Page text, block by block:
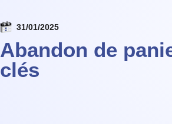
31/01/2025
Abandon de
clés